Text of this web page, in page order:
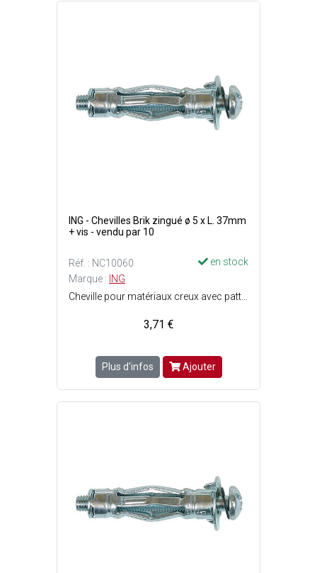
ING - Chevilles Brik zingué ø 5 x L. 37mm
+ vis - vendu par 10
Réf. : NC10060
en stock
Marque : ING
3,71 €
Plus d'infos Ajouter